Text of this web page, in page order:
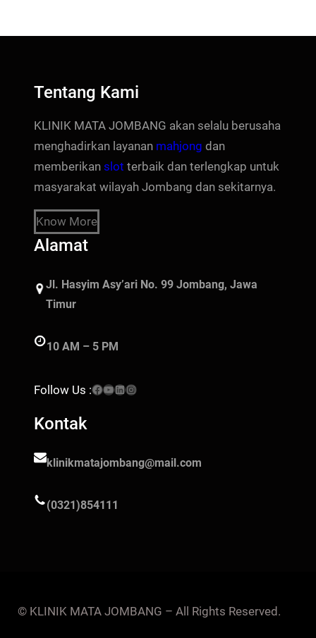
Tentang Kami
KLINIK MATA JOMBANG akan selalu berusaha
menghadirkan layanan mahjong dan
memberikan slot terbaik dan terlengkap untuk
masyarakat wilayah Jombang dan sekitarnya.
Know More
Alamat
Jl. Hasyim Asy’ari No. 99 Jombang, Jawa
Timur
10 AM – 5 PM
Follow Us :Facebook YouTube LinkedIn Instagram
Kontak
klinikmatajombang@mail.com
(0321)854111
© KLINIK MATA JOMBANG – All Rights Reserved.